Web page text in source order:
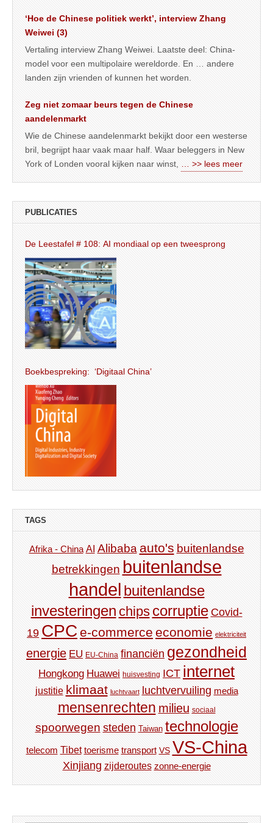
‘Hoe de Chinese politiek werkt’, interview Zhang
Weiwei (3)
Vertaling interview Zhang Weiwei. Laatste deel: China-
model voor een multipolaire wereldorde. En … andere
landen zijn vrienden of kunnen het worden.
Zeg niet zomaar beurs tegen de Chinese
aandelenmarkt
Wie de Chinese aandelenmarkt bekijkt door een westerse
bril, begrijpt haar vaak maar half. Waar beleggers in New
York of Londen vooral kijken naar winst,
… >> lees meer
PUBLICATIES
De Leestafel # 108: AI mondiaal op een tweesprong
Boekbespreking: ‘Digitaal China’
TAGS
Afrika - China AI Alibaba auto's buitenlandse
betrekkingen buitenlandse
handel buitenlandse
investeringen chips corruptie Covid-
19 CPC e-commerce economie elektriciteit
energie EU EU-China financiën gezondheid
Hongkong Huawei huisvesting ICT internet
justitie klimaat luchtvaart luchtvervuiling media
mensenrechten milieu sociaal
spoorwegen steden Taiwan technologie
telecom Tibet toerisme transport VS VS-China
Xinjiang zijderoutes zonne-energie